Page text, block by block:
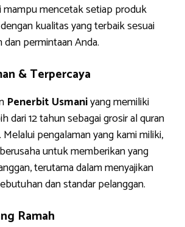
mampu mencetak setiap produk
kualitas yang terbaik sesuai
permintaan Anda.
& Terpercaya
Penerbit Usmaniyang memiliki
dari 12 tahun sebagai grosir al quran
pengalaman yang kami miliki,
untuk memberikan yang
terutama dalam menyajikan
dan standar pelanggan.
Ramah